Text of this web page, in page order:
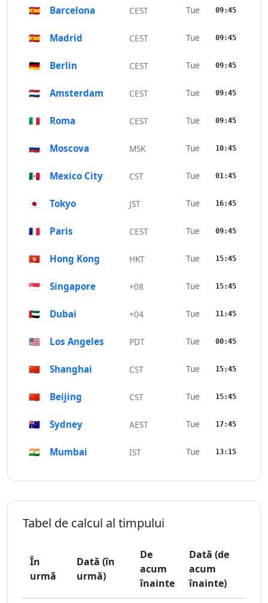
🇪🇸 Barcelona CEST Tue 09:45
🇪🇸 Madrid CEST Tue 09:45
🇩🇪 Berlin CEST Tue 09:45
🇳🇱 Amsterdam CEST Tue 09:45
🇮🇹 Roma CEST Tue 09:45
🇷🇺 Moscova MSK Tue 10:45
🇲🇽 Mexico City CST Tue 01:45
🇯🇵 Tokyo JST Tue 16:45
🇫🇷 Paris CEST Tue 09:45
🇭🇰 Hong Kong HKT Tue 15:45
🇸🇬 Singapore +08 Tue 15:45
🇦🇪 Dubai +04 Tue 11:45
🇺🇸 Los Angeles PDT Tue 00:45
🇨🇳 Shanghai CST Tue 15:45
🇨🇳 Beijing CST Tue 15:45
🇦🇺 Sydney AEST Tue 17:45
🇮🇳 Mumbai IST Tue 13:15
Tabel de calcul al timpului
În
urmă
Dată (în
urmă)
De
acum
înainte
Dată (de
acum
înainte)